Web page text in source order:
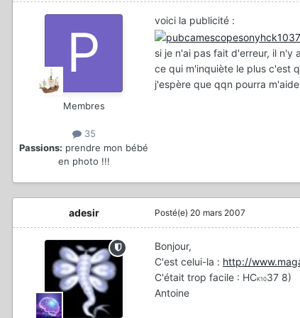
Membres
35
Passions: prendre mon bébé
en photo !!!
voici la publicité :
si je n'ai pas fait d'erreur, il n'y
ce qui m'inquiète le plus c'est
j'espère que qqn pourra
adesir Posté(e) 20 mars 2007
Bonjour,
C'est celui-la : http://
C'était trop facile : HCK1037 8)
Antoine